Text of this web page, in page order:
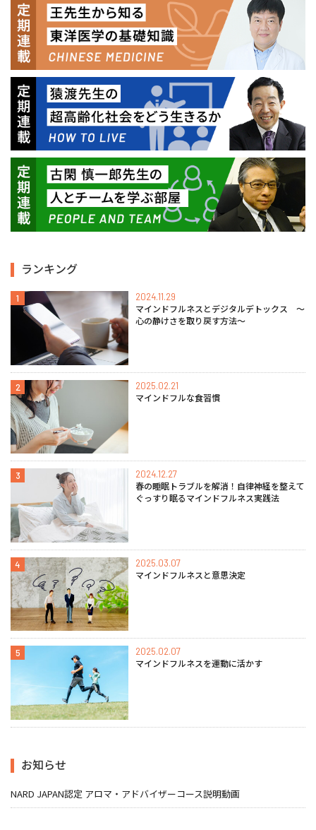
ランキング
1 2024.11.29
マインドフルネスとデジタルデトックス 〜
心の静けさを取り戻す方法〜
2 2025.02.21
マインドフルな食習慣
3 2024.12.27
春の睡眠トラブルを解消！自律神経を整えて
ぐっすり眠るマインドフルネス実践法
4 2025.03.07
マインドフルネスと意思決定
5 2025.02.07
マインドフルネスを運動に活かす
お知らせ
NARD JAPAN認定 アロマ・アドバイザーコース説明動画